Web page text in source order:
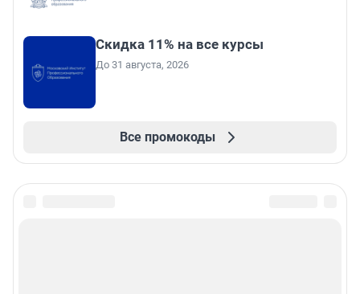
Скидка 11% на все курсы
До 31 августа, 2026
Все промокоды